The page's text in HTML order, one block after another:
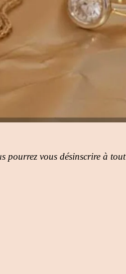
pourrez vous désinscrire à tout